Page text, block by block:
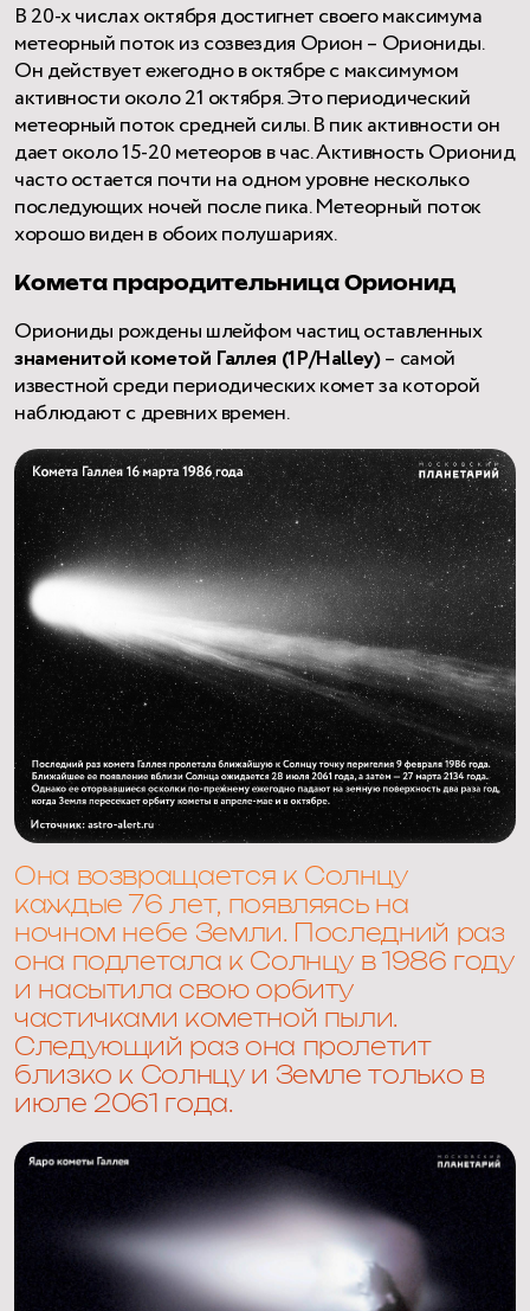
В 20-х числах октября достигнет своего максимума
метеорный поток из созвездия Орион – Ориониды.
Он действует ежегодно в октябре с максимумом
активности около 21 октября. Это периодический
метеорный поток средней силы. В пик активности он
дает около 15-20 метеоров в час. Активность Орионид
часто остается почти на одном уровне несколько
последующих ночей после пика. Метеорный поток
хорошо виден в обоих полушариях.
Комета прародительница Орионид
Ориониды рождены шлейфом частиц оставленных
знаменитойкометой Галлея (1Р/Halley)– самой
известной среди периодических комет за которой
наблюдают с древних времен.
Она возвращается к Солнцу
каждые 76 лет, появляясь на
ночном небе Земли. Последний раз
она подлетала к Солнцу в 1986 году
и насытила свою орбиту
частичками кометной пыли.
Следующий раз она пролетит
близко к Солнцу и Земле только в
июле 2061 года.